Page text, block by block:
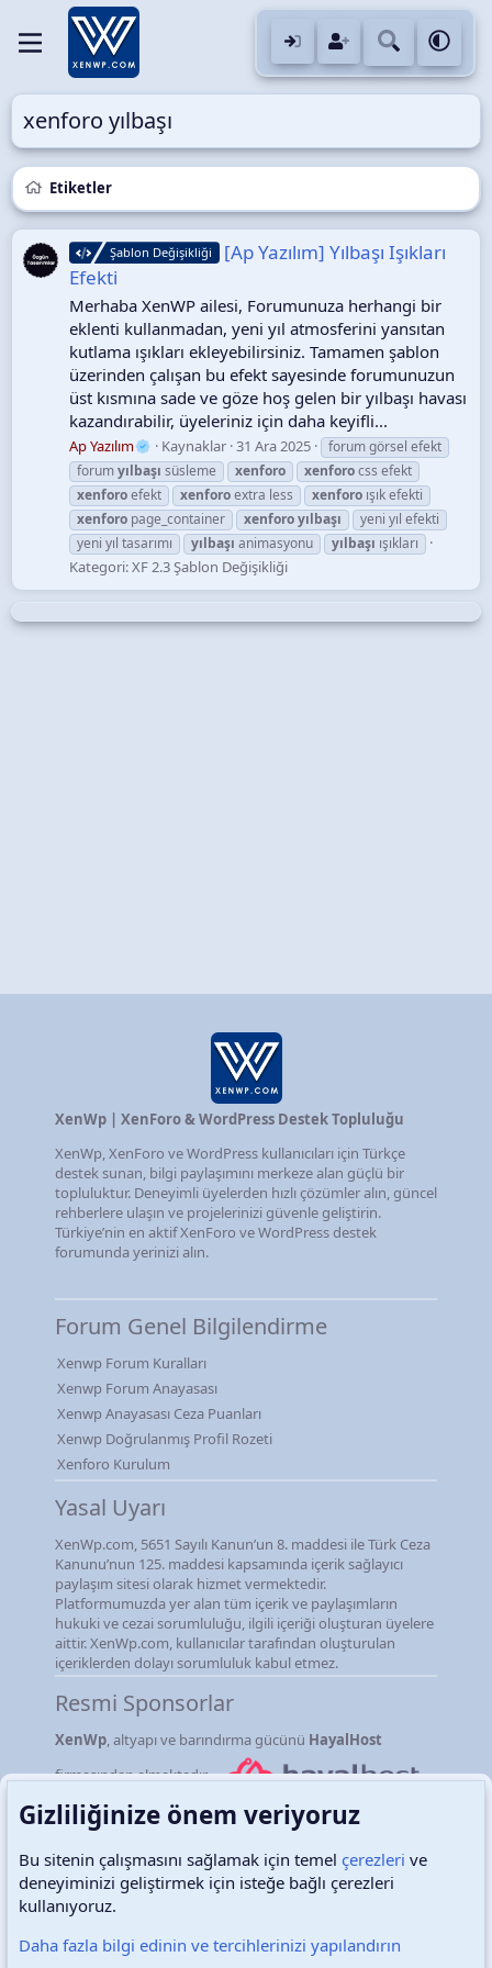
xenforo yılbaşı
Etiketler
Şablon Değişikliği
[Ap Yazılım] Yılbaşı Işıkları
Efekti
Merhaba XenWP ailesi, Forumunuza herhangi bir
eklenti kullanmadan, yeni yıl atmosferini yansıtan
kutlama ışıkları ekleyebilirsiniz. Tamamen şablon
üzerinden çalışan bu efekt sayesinde forumunuzun
üst kısmına sade ve göze hoş gelen bir yılbaşı havası
kazandırabilir, üyeleriniz için daha keyifli...
Ap Yazılım Kaynaklar 31 Ara 2025
forum görsel efekt
forumyılbaşı süsleme xenforo xenforocss efekt
xenforoefekt xenforoextra less xenforo ışık efekti
xenforo page_container xenforoyılbaşı
yeni yıl efekti
yeni yıl tasarımı
yılbaşı animasyonu yılbaşı ışıkları
Kategori:XF 2.3 Şablon Değişikliği
XenWp | XenForo & WordPress Destek Topluluğu
XenWp, XenForo ve WordPress kullanıcıları için Türkçe
destek sunan, bilgi paylaşımını merkeze alan güçlü bir
topluluktur. Deneyimli üyelerden hızlı çözümler alın, güncel
rehberlere ulaşın ve projelerinizi güvenle geliştirin.
Türkiye’nin en aktif XenForo ve WordPress destek
forumunda yerinizi alın.
Forum Genel Bilgilendirme
Xenwp Forum Kuralları
Xenwp Forum Anayasası
Xenwp Anayasası Ceza Puanları
Xenwp Doğrulanmış Profil Rozeti
Xenforo Kurulum
Yasal Uyarı
XenWp.com, 5651 Sayılı Kanun’un 8. maddesi ile Türk Ceza
Kanunu’nun 125. maddesi kapsamında içerik sağlayıcı
paylaşım sitesi olarak hizmet vermektedir.
Platformumuzda yer alan tüm içerik ve paylaşımların
hukuki ve cezai sorumluluğu, ilgili içeriği oluşturan üyelere
aittir. XenWp.com, kullanıcılar tarafından oluşturulan
içeriklerden dolayı sorumluluk kabul etmez.
Resmi Sponsorlar
XenWp, altyapı ve barındırma gücünü HayalHost
firmasından almaktadır.
Türkçe (TR) Çerezler
Destek talepleri Bize ulaşın Şartlar ve kurallar
Gizliliğinize önem veriyoruz
Bu sitenin çalışmasını sağlamak için temel çerezleri ve
deneyiminizi geliştirmek için isteğe bağlı çerezleri
kullanıyoruz.
Daha fazla bilgi edinin ve tercihlerinizi yapılandırın